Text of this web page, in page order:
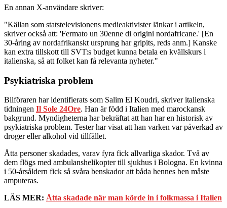
En annan X-användare skriver:
"Källan som statstelevisionens medieaktivister länkar i artikeln,
skriver också att: 'Fermato un 30enne di origini nordafricane.' [En
30-åring av nordafrikanskt ursprung har gripits, reds anm.] Kanske
kan extra tillskott till SVT:s budget kunna betala en kvällskurs i
italienska, så att folket kan få relevanta nyheter."
Psykiatriska problem
Bilföraren har identifierats som Salim El Koudri, skriver italienska
tidningen Il Sole 24Ore. Han är född i Italien med marockansk
bakgrund. Myndigheterna har bekräftat att han har en historisk av
psykiatriska problem. Tester har visat att han varken var påverkad av
droger eller alkohol vid tillfället.
Åtta personer skadades, varav fyra fick allvarliga skador. Två av
dem flögs med ambulanshelikopter till sjukhus i Bologna. En kvinna
i 50-årsåldern fick så svåra benskador att båda hennes ben måste
amputeras.
LÄS MER: Åtta skadade när man körde in i folkmassa i Italien